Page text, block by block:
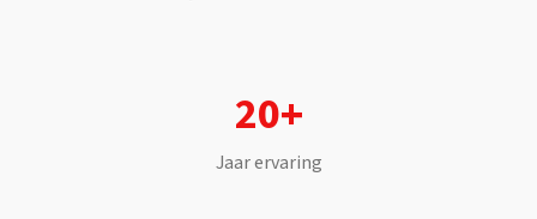
20+
Jaar ervaring